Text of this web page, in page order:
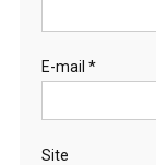
E-mail *
Site